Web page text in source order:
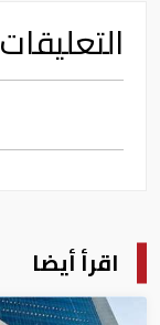
التعليقات
اقرأ أيضا